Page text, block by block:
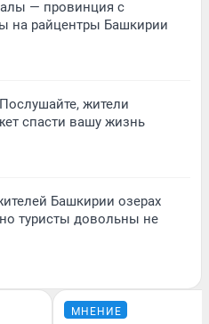
— провинция с
на райцентры Башкирии
жители
спасти вашу жизнь
Башкирии озерах
туристы довольны не
МНЕНИЕ